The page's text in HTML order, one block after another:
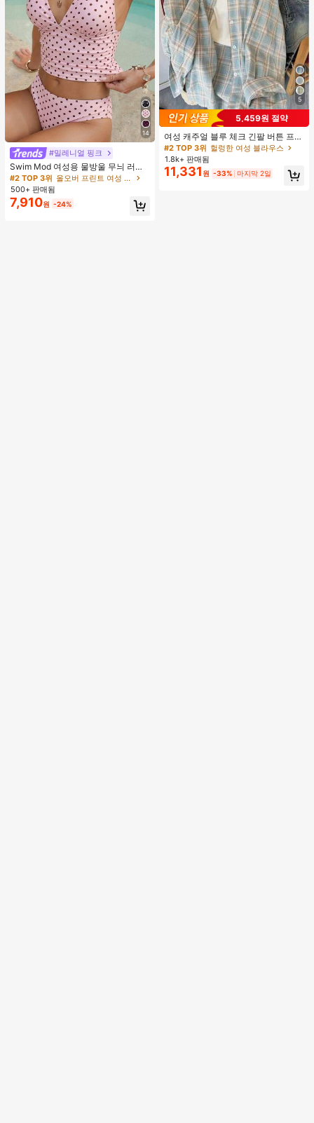
14
#밀레니얼 핑크
Swim Mod 여성용 물방울 무늬 러치
드 홀터 탱크니 탑 및 트라이앵글 하의
수영복 세트, 여름 휴가에 적합
#2 TOP 3위
올오버 프린트 여성 탱키니스
500+ 판매됨
7,910원 -24%
5
5,459원 절약
여성 캐주얼 블루 체크 긴팔 버튼 프론
트 폴리에스터 셔츠, 레귤러 핏, 봄 의
류, 편안한 스타일
#2 TOP 3위 헐렁한 여성 블라우스
1.8k+ 판매됨
11,331 원 -33% 마지막 2일